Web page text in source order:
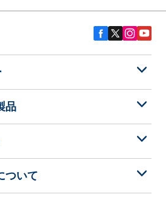
品
ついて